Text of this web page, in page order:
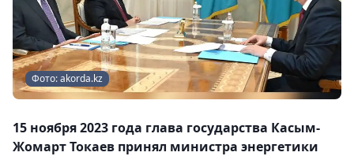
Фото: akorda.kz
15 ноября 2023 года глава государства Касым-
Жомарт Токаев принял министра энергетики